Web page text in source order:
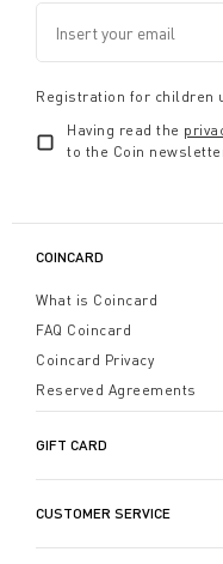
Registration for children
Having read the
to the Coin
COINCARD
What is Coincard
FAQ Coincard
Coincard Privacy
Reserved Agreements
GIFT CARD
CUSTOMER SERVICE